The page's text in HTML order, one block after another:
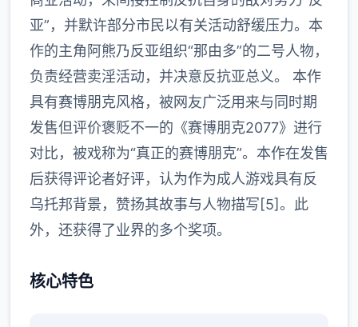
亚”，并默许部分市民以有关活动舒缓压力。本
作的主角阿熊乃反亚组织“那由多”的二号人物，
负责经营卖淫活动，并决意反抗亚总义。 本作
具有赛博朋克风格，被网友广泛用来与同时期
发售但评价褒贬不一的《赛博朋克2077》进行
对比，被戏称为“真正的赛博朋克”。本作在发售
后获得评论者好评，认为作为成人游戏具有反
乌托邦背景，赞扬其故事与人物描写[5]。此
外，还获得了业界的多个奖项。
核心特色